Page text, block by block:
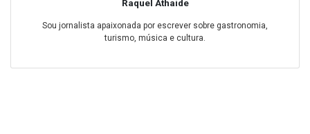
Raquel Athaide
Sou jornalista apaixonada por escrever sobre gastronomia,
turismo, música e cultura.